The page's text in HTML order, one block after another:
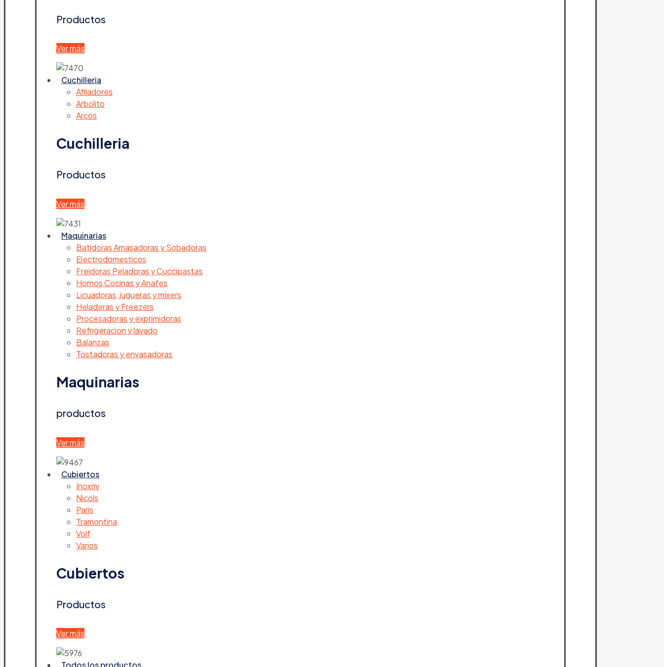
Productos
Ver más
Cuchilleria
Afiladores
Arbolito
Arcos
Cuchilleria
Productos
Ver más
Maquinarias
Batidoras Amasadoras y Sobadoras
Electrodomesticos
Freidoras Peladoras y Cuccipastas
Hornos Cocinas y Anafes
Licuadoras, jugueras y mixers
Heladeras y Freezers
Procesadoras y exprimidoras
Refrigeracion y lavado
Balanzas
Tostadoras y envasadoras
Maquinarias
productos
Ver más
Cubiertos
Inoxriv
Nicols
Paris
Tramontina
Volf
Varios
Cubiertos
Productos
Ver más